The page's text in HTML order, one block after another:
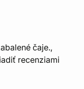
čaje.,
recenziami